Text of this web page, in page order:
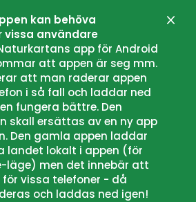
kan behöva
användare
app för Android
att appen är seg mm.
att man raderar appen
i så fall och laddar ned
fungera bättre. Den
skall ersättas av en ny app
Den gamla appen laddar
landet lokalt i appen (för
läge) men det innebär att
vissa telefoner - då
och laddas ned igen!
Sulje